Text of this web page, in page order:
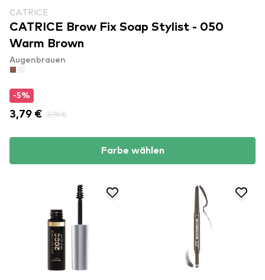
CATRICE
CATRICE Brow Fix Soap Stylist - 050
Warm Brown
Augenbrauen
-5%
3,79 € 3,99 €
Farbe wählen